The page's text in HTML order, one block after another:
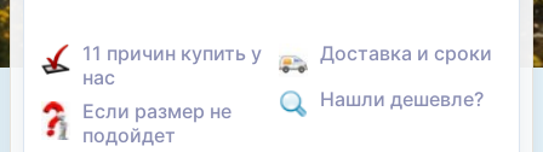
11 причин купить у
нас
Если размер не
подойдет
Доставка и сроки
Нашли дешевле?